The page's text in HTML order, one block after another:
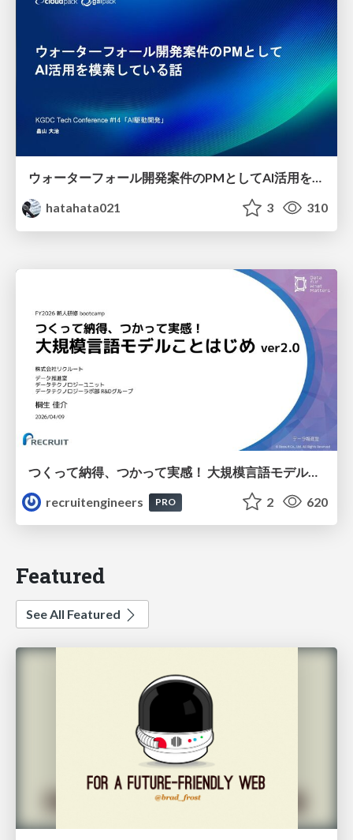
ウォーターフォール開発案件のPMとしてAI活用を模索している話
hatahata021
3 310
つくって納得、つかって実感！ 大規模言語モデルことはじめ ver2.0
recruitengineers
PRO 2 620
Featured
See All Featured